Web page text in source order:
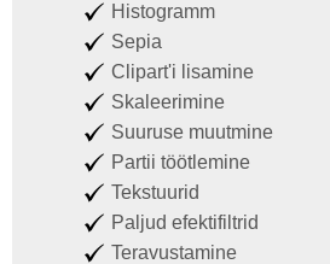
Histogramm
Sepia
Clipart'i lisamine
Skaleerimine
Suuruse muutmine
Partii töötlemine
Tekstuurid
Paljud efektifiltrid
Teravustamine